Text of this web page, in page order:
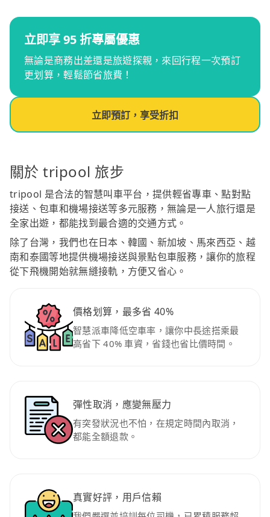
立即享 95 折專屬優惠
無論是商務出差還是旅遊探親，來回行程一次預訂
更划算，輕鬆節省旅費！
立即預訂，享受折扣
關於 tripool 旅步
tripool 是合法的智慧叫車平台，提供輕省專車、點對點
接送、包車和機場接送等多元服務，無論是一人旅行還是
全家出遊，都能找到最合適的交通方式。
除了台灣，我們也在日本、韓國、新加坡、馬來西亞、越
南和泰國等地提供機場接送與景點包車服務，讓你的旅程
從下飛機開始就無縫接軌，方便又省心。
價格划算，最多省 40%
智慧派車降低空車率，讓你中長途搭乘最
高省下 40% 車資，省錢也省比價時間。
彈性取消，應變無壓力
有突發狀況也不怕，在規定時間內取消，
都能全額退款。
真實好評，用戶信賴